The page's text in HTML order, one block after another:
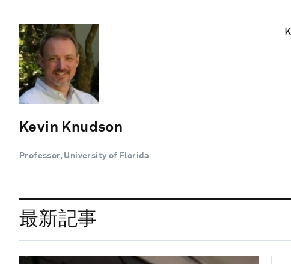
Kevin Knudson
Professor, University of Florida
最新記事